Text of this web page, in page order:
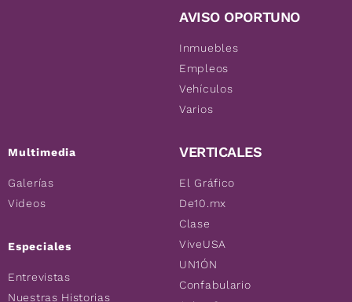
Multimedia
Galerías
Videos
Especiales
Entrevistas
Nuestras Historias
AVISO OPORTUNO
Inmuebles
Empleos
Vehículos
Varios
VERTICALES
El Gráfico
De10.mx
Clase
ViveUSA
UN1ÓN
Confabulario